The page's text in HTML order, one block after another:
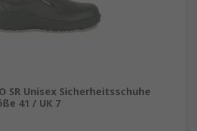
SR Unisex Sicherheitsschuhe
41 / UK 7